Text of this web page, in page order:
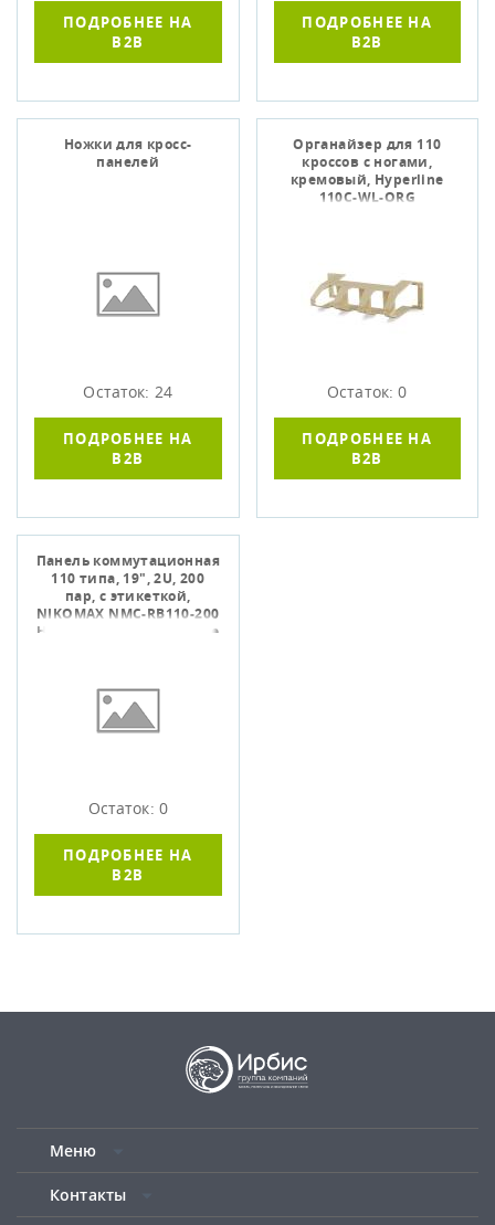
ПОДРОБНЕЕ НА
B2B
ПОДРОБНЕЕ НА
B2B
Ножки для кросс-
панелей
Остаток: 24
ПОДРОБНЕЕ НА
B2B
Органайзер для 110
кроссов с ногами,
кремовый, Hyperline
110C-WL-ORG
Остаток: 0
ПОДРОБНЕЕ НА
B2B
Панель коммутационная
110 типа, 19", 2U, 200
пар, с этикеткой,
NIKOMAX NMC-RB110-200
НЕКОНДИЦИЯ (Хранение
Остаток: 0
ПОДРОБНЕЕ НА
B2B
Меню
Контакты